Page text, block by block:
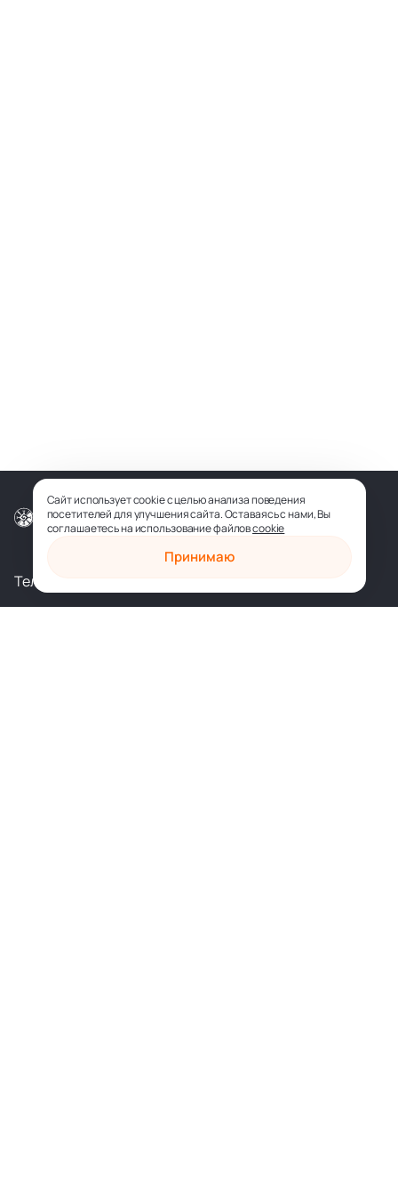
© ООО «СОФИЯ-МЕДИА», 2026
Телеграм Вконтакте
Сайт использует cookie с целью анализа поведения
посетителей для улучшения сайта. Оставаясь с нами, Вы
соглашаетесь на использование файловcookie
Принимаю